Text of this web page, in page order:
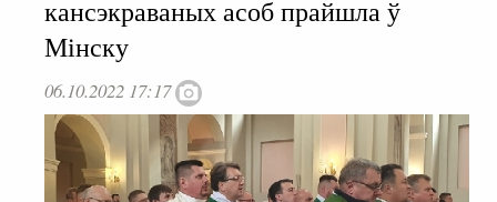
кансэкраваных асоб прайшла ў
Мінску
06.10.2022 17:17